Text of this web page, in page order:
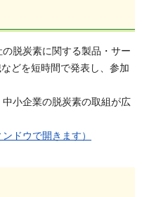
脱炭素に関する製品・サー
どを短時間で発表し、参加
小企業の脱炭素の取組が広
ドウで開きます）